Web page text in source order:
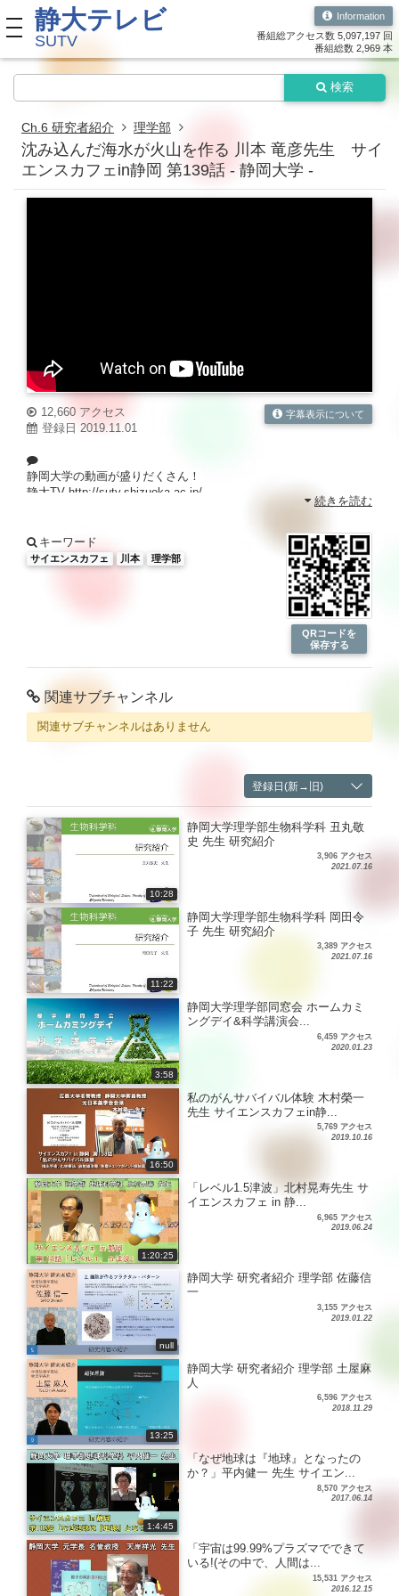
toggle navigation
静大テレビ
SUTV
Information
番組総アクセス数 5,097,197 回
番組総数 2,969 本
検索
Ch.6 研究者紹介 理学部
沈み込んだ海水が火山を作る 川本 竜彦先生 サイ
エンスカフェin静岡 第139話 - 静岡大学 -
12,660 アクセス
登録日 2019.11.01
字幕表示について
静岡大学の動画が盛りだくさん！
静大TV http://sutv.shizuoka.ac.jp/
続きを読む
キーワード
サイエンスカフェ 川本 理学部
QRコードを
保存する
関連サブチャンネル
関連サブチャンネルはありません
登録日(新→旧)
10:28
静岡大学理学部生物科学科 丑丸敬
史 先生 研究紹介
3,906 アクセス
2021.07.16
11:22
静岡大学理学部生物科学科 岡田令
子 先生 研究紹介
3,389 アクセス
2021.07.16
3:58
静岡大学理学部同窓会 ホームカミ
ングデイ&科学講演会...
6,459 アクセス
2020.01.23
16:50
私のがんサバイバル体験 木村榮一
先生 サイエンスカフェin静...
5,769 アクセス
2019.10.16
1:20:25
「レベル1.5津波」北村晃寿先生 サ
イエンスカフェ in 静...
6,965 アクセス
2019.06.24
null
静岡大学 研究者紹介 理学部 佐藤信
一
3,155 アクセス
2019.01.22
13:25
静岡大学 研究者紹介 理学部 土屋麻
人
6,596 アクセス
2018.11.29
1:4:45
「なぜ地球は『地球』となったの
か？」平内健一 先生 サイエン...
8,570 アクセス
2017.06.14
「宇宙は99.99%プラズマでできて
いる!(その中で、人間は...
15,531 アクセス
2016.12.15